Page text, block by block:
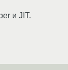
и JIT.